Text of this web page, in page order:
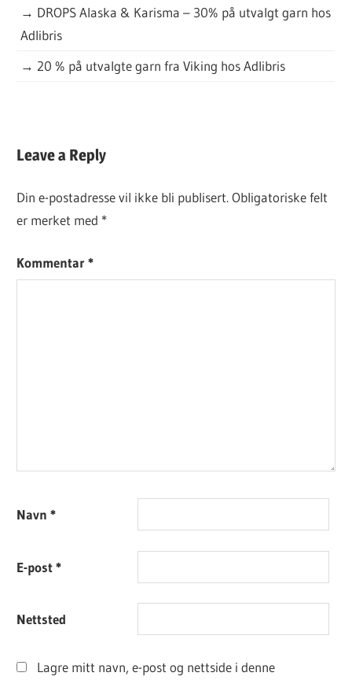
→ DROPS Alaska & Karisma – 30% på utvalgt garn hos
Adlibris
→ 20 % på utvalgte garn fra Viking hos Adlibris
GRATISOPPSKRIFT
Leave a Reply
Din e-postadresse vil ikke bli publisert. Obligatoriske felt
er merket med *
Kommentar*
Navn*
E-post*
Nettsted
Lagre mitt navn, e-post og nettside i denne